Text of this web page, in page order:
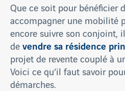
Que ce soit pour bénéficier
accompagner une mobilité
encore suivre son conjoint,
devendre sa résidence
projet de revente couplé à
Voici ce qu’il faut savoir
démarches.